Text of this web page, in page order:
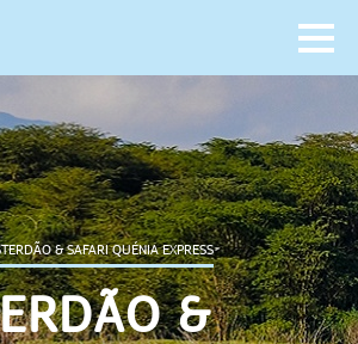
& SAFARI QUÉNIA EXPRESS
&